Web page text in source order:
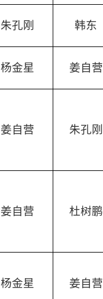
朱孔刚 韩东
杨金星 姜自营
姜自营 朱孔刚
姜自营 杜树鹏
杨金星 姜自营